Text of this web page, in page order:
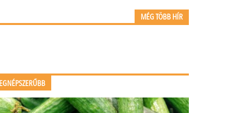
MÉG TÖBB HÍR